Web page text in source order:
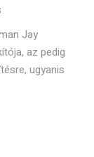
Jay
az pedig
ugyanis